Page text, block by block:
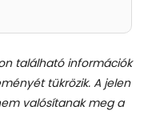
található információk
tükrözik. A jelen
valósítanak meg a